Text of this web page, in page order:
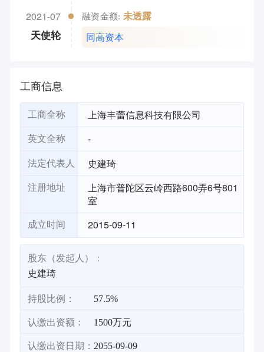
2021-07
天使轮
融资金额: 未透露
同高资本
工商信息
工商全称 上海丰蕾信息科技有限公司
英文全称 -
法定代表人 史建琦
注册地址
上海市普陀区云岭西路600弄6号801
室
成立时间 2015-09-11
股东（发起人）：
史建琦
持股比例： 57.5%
认缴出资额： 1500万元
认缴出资日期： 2055-09-09